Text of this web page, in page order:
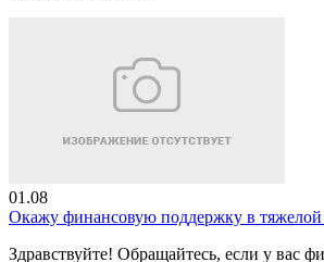
01.08
Окажу финансовую поддержку в тяжелой
Здравствуйте! Обращайтесь, если у вас